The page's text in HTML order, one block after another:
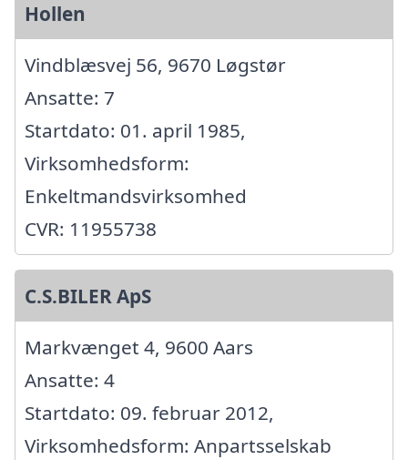
Hollen
Vindblæsvej 56, 9670 Løgstør
Ansatte: 7
Startdato: 01. april 1985,
Virksomhedsform:
Enkeltmandsvirksomhed
CVR: 11955738
C.S.BILER ApS
Markvænget 4, 9600 Aars
Ansatte: 4
Startdato: 09. februar 2012,
Virksomhedsform: Anpartsselskab